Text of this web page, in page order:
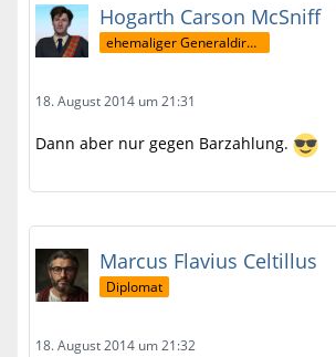
Hogarth Carson McSniff
ehemaliger Generaldirektor
18. August 2014 um 21:31
Dann aber nur gegen Barzahlung.
Marcus Flavius Celtillus
Diplomat
18. August 2014 um 21:32